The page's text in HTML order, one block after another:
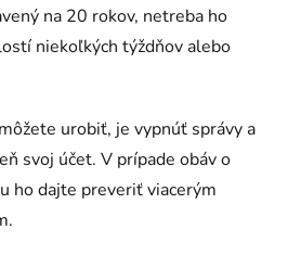
na 20 rokov, netreba ho
niekoľkých týždňov alebo
urobiť, je vypnúť správy a
svoj účet. V prípade obáv o
ho dajte preveriť viacerým